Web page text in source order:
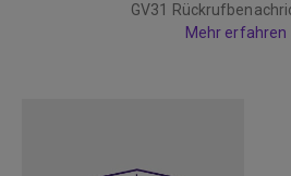
GV31
Mehr erfahren